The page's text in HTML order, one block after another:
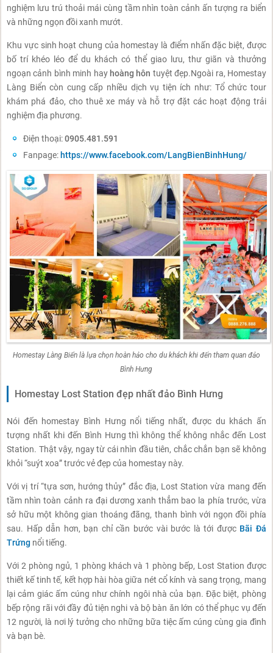
nghiệm lưu trú thoải mái cùng tầm nhìn toàn cảnh ấn tượng ra biển
và những ngọn đồi xanh mướt.
Khu vực sinh hoạt chung của homestay là điểm nhấn đặc biệt, được
bố trí khéo léo để du khách có thể giao lưu, thư giãn và thưởng
ngoạn cảnh bình minh hay hoàng hôn tuyệt đẹp.Ngoài ra, Homestay
Làng Biển còn cung cấp nhiều dịch vụ tiện ích như: Tổ chức tour
khám phá đảo, cho thuê xe máy và hỗ trợ đặt các hoạt động trải
nghiệm địa phương.
Điện thoại:0905.481.591
Fanpage: https://www.facebook.com/LangBienBinhHung/
Homestay Làng Biển là lựa chọn hoàn hảo cho du khách khi đến tham quan đảo
Bình Hưng
Homestay Lost Station đẹp nhất đảo Bình Hưng
Nói đến homestay Bình Hưng nổi tiếng nhất, được du khách ấn
tượng nhất khi đến Bình Hưng thì không thể không nhắc đến Lost
Station. Thật vậy, ngay từ cái nhìn đầu tiên, chắc chắn bạn sẽ không
khỏi “suýt xoa” trước vẻ đẹp của homestay này.
Với vị trí “tựa sơn, hướng thủy” đắc địa, Lost Station vừa mang đến
tầm nhìn toàn cảnh ra đại dương xanh thẳm bao la phía trước, vừa
sở hữu một không gian thoáng đãng, thanh bình với ngọn đồi phía
sau. Hấp dẫn hơn, bạn chỉ cần bước vài bước là tới được Bãi Đá
Trứng nổi tiếng.
Với 2 phòng ngủ, 1 phòng khách và 1 phòng bếp, Lost Station được
thiết kế tinh tế, kết hợp hài hòa giữa nét cổ kính và sang trọng, mang
lại cảm giác ấm cúng như chính ngôi nhà của bạn. Đặc biệt, phòng
bếp rộng rãi với đầy đủ tiện nghi và bộ bàn ăn lớn có thể phục vụ đến
12 người, là nơi lý tưởng cho những bữa tiệc ấm cúng cùng gia đình
và bạn bè.